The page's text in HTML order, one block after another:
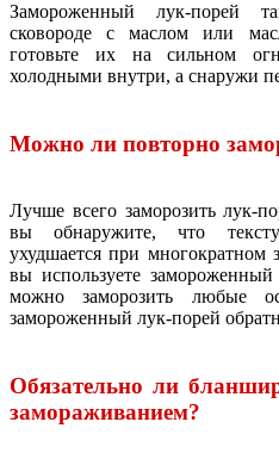
Замороженный лук-порей
сковороде с маслом или
готовьте их на сильном
холодными внутри, а снаружи
Можно ли повторно
Лучше всего заморозить лук-
вы обнаружите, что
ухудшается при многократном
вы используете
можно заморозить любые
замороженный лук-порей
Обязательно ли
замораживанием?